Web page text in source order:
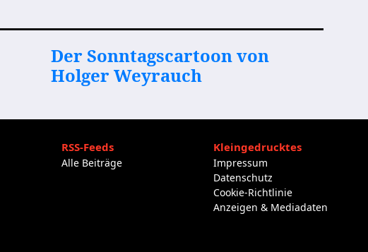
Der Sonntagscartoon von
Holger Weyrauch
RSS-Feeds
Alle Beiträge
Kleingedrucktes
Impressum
Datenschutz
Cookie-Richtlinie
Anzeigen & Mediadaten